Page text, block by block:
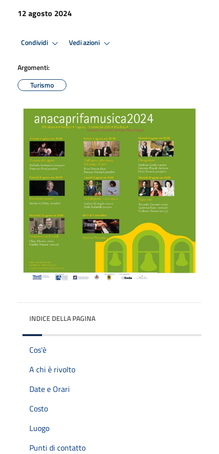
12 agosto 2024
Condividi Vedi azioni
Argomenti:
Turismo
INDICE DELLA PAGINA
Cos'è
A chi è rivolto
Date e Orari
Costo
Luogo
Punti di contatto